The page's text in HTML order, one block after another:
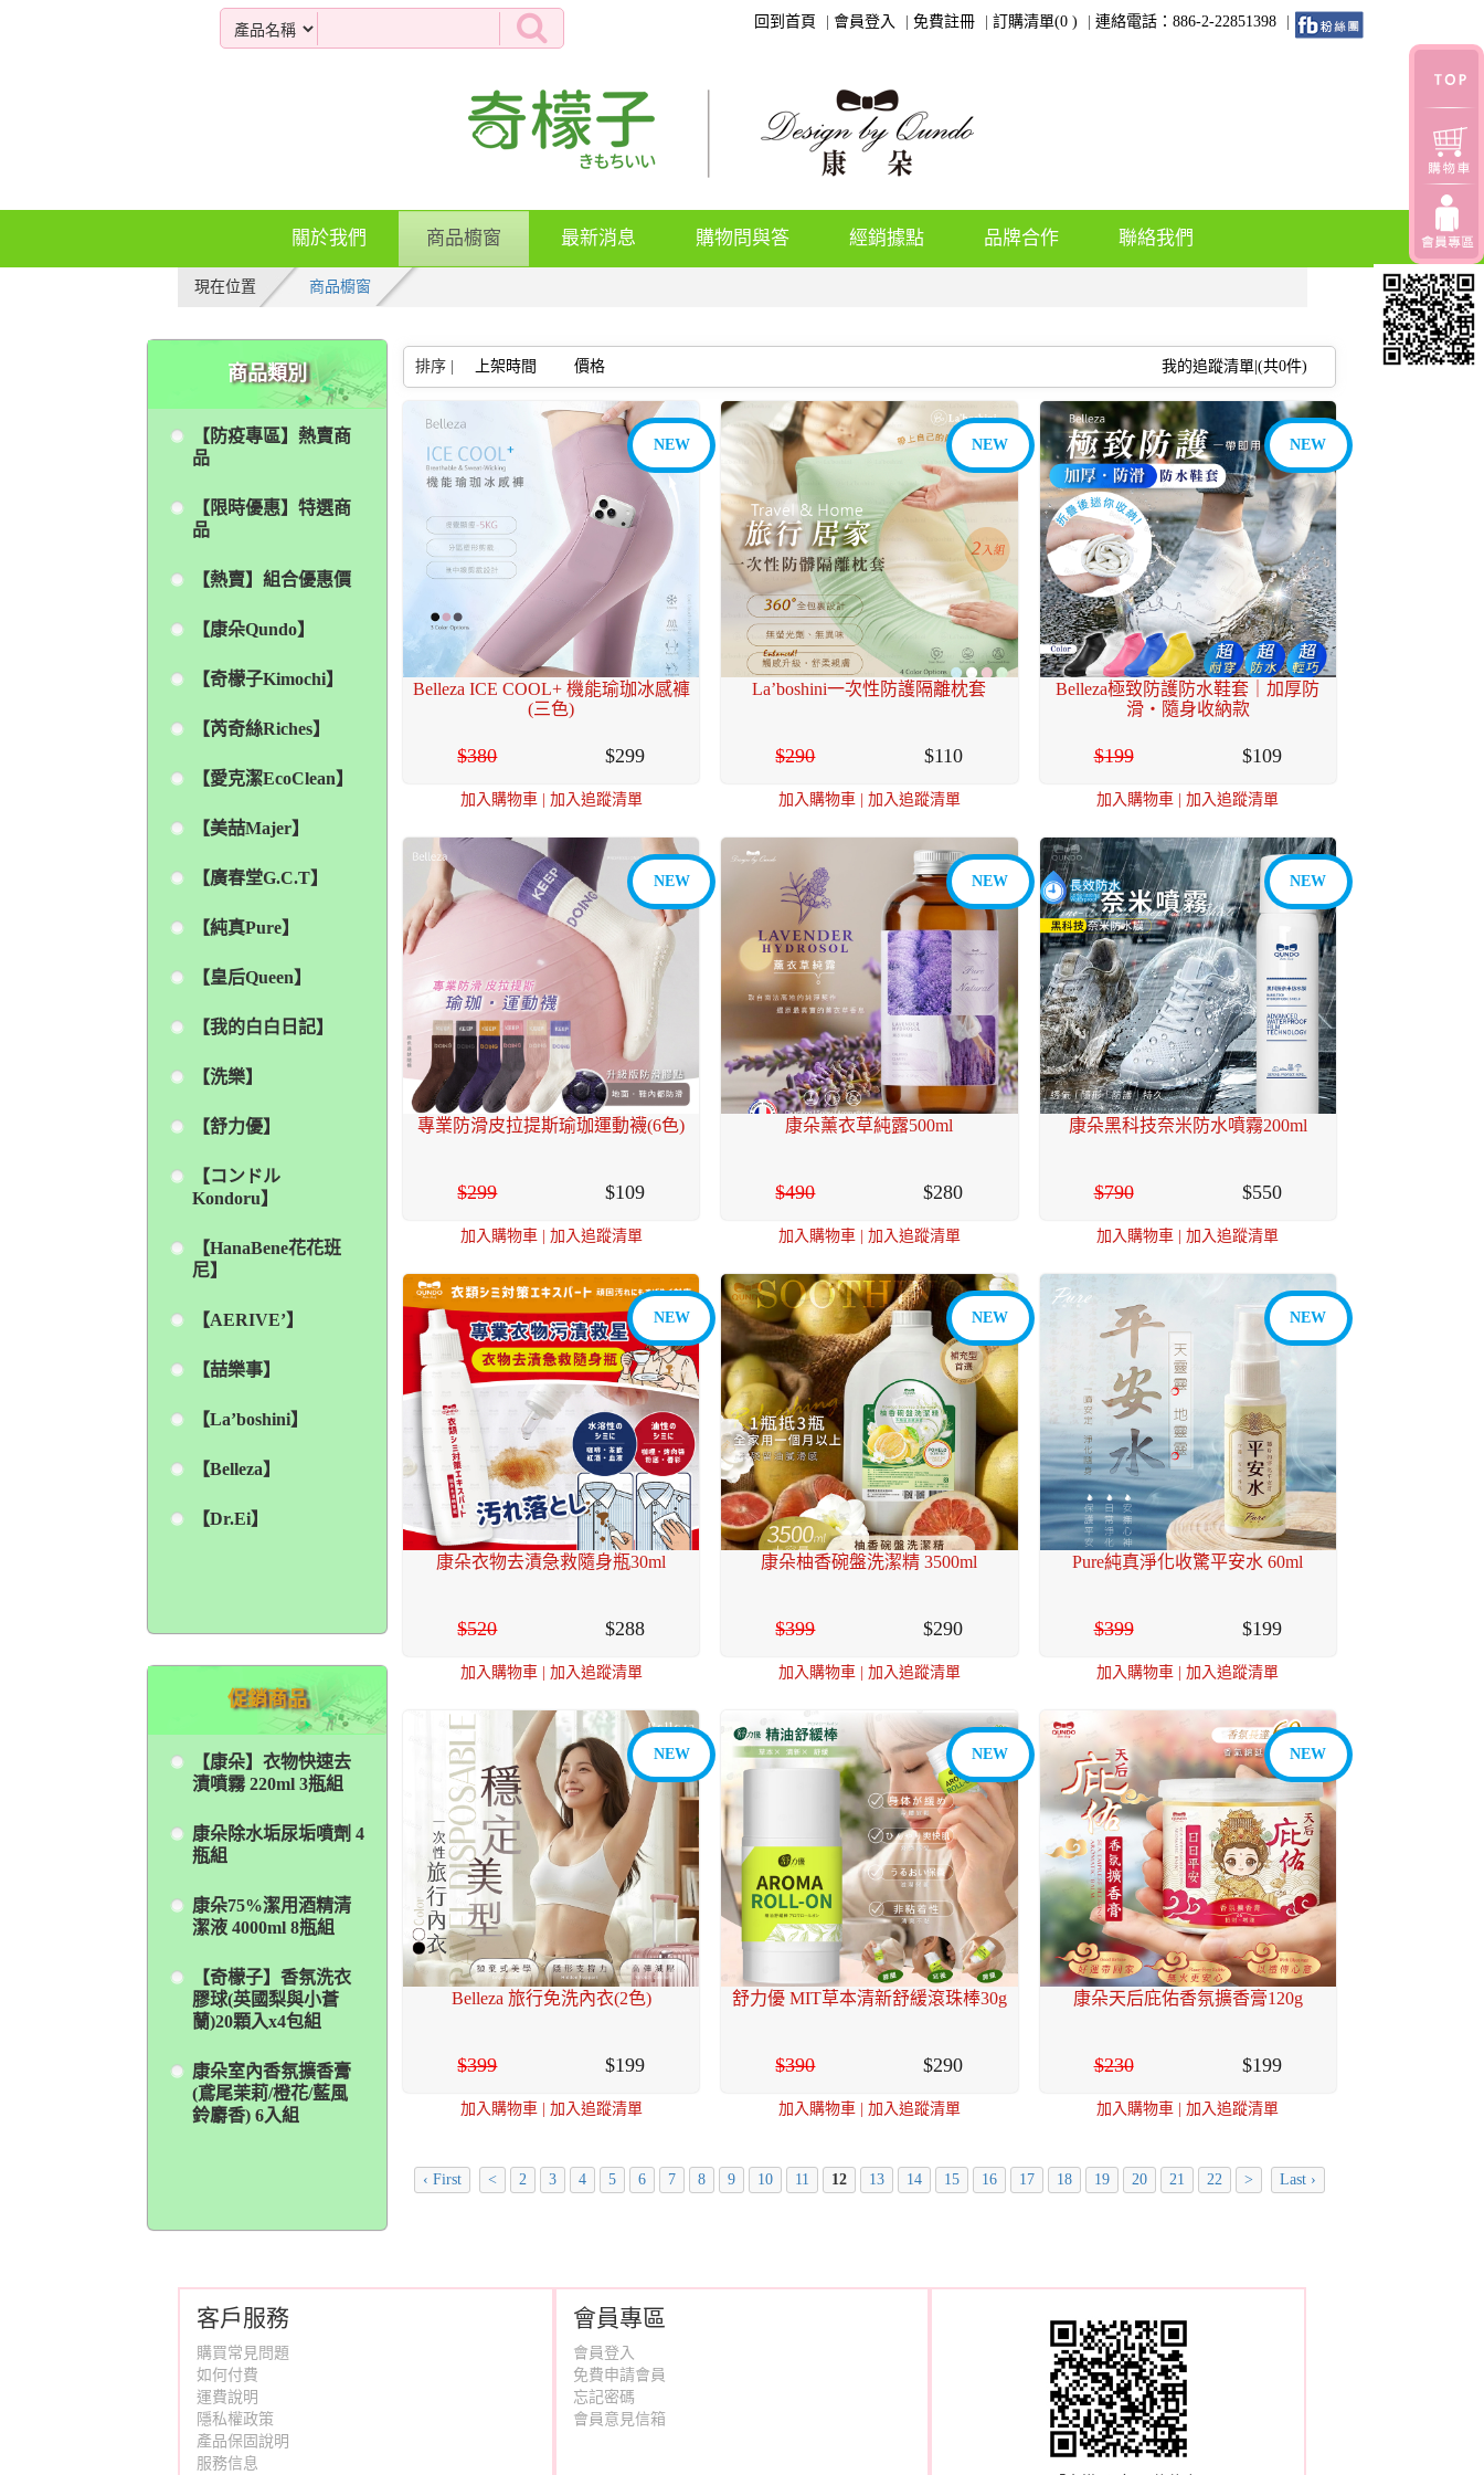
回到首頁 會員登入 免費註冊 訂購清單(0 ) 連絡電話：886-2-22851398
關於我們 商品櫥窗(current)最新消息 購物問與答 經銷據點 品牌合作 聯絡我們
現在位置 商品櫥窗
商品類別
【防疫專區】熱賣商
品
【限時優惠】特選商
品
【熱賣】組合優惠價
【康朵Qundo】
【奇檬子Kimochi】
【芮奇絲Riches】
【愛克潔EcoClean】
【美喆Majer】
【廣春堂G.C.T】
【純真Pure】
【皇后Queen】
【我的白白日記】
【洗樂】
【舒力優】
【コンドル
Kondoru】
【HanaBene花花班
尼】
【AERIVE’】
【喆樂事】
【La’boshini】
【Belleza】
【Dr.Ei】
促銷商品
【康朵】衣物快速去
漬噴霧 220ml 3瓶組
康朵除水垢尿垢噴劑 4
瓶組
康朵75%潔用酒精清
潔液 4000ml 8瓶組
【奇檬子】香氛洗衣
膠球(英國梨與小蒼
蘭)20顆入x4包組
康朵室內香氛擴香膏
(鳶尾茉莉/橙花/藍風
鈴麝香) 6入組
排序 | 上架時間 價格 我的追蹤清單|(共0件)
NEW
Belleza ICE COOL+ 機能瑜珈冰感褲
(三色)
380 299
加入購物車| 加入追蹤清單
NEW
La’boshini一次性防護隔離枕套
290 110
加入購物車| 加入追蹤清單
NEW
Belleza極致防護防水鞋套｜加厚防
滑・隨身收納款
199 109
加入購物車 |加入追蹤清單
NEW
專業防滑皮拉提斯瑜珈運動襪(6色)
299 109
加入購物車| 加入追蹤清單
NEW
康朵薰衣草純露500ml
490 280
加入購物車| 加入追蹤清單
NEW
康朵黑科技奈米防水噴霧200ml
790 550
加入購物車 |加入追蹤清單
NEW
康朵衣物去漬急救隨身瓶30ml
520 288
加入購物車| 加入追蹤清單
NEW
康朵柚香碗盤洗潔精 3500ml
399 290
加入購物車| 加入追蹤清單
NEW
Pure純真淨化收驚平安水 60ml
399 199
加入購物車 |加入追蹤清單
NEW
Belleza 旅行免洗內衣(2色)
399 199
加入購物車| 加入追蹤清單
NEW
舒力優 MIT草本清新舒緩滾珠棒30g
390 290
加入購物車| 加入追蹤清單
NEW
康朵天后庇佑香氛擴香膏120g
230 199
加入購物車 |加入追蹤清單
‹ First < 2 3 4 5 6 7 8 9 10 11 12 13 14 15 16 17 18 19 20 21 22 > Last ›
客戶服務
購買常見問題
如何付費
運費說明
隱私權政策
產品保固說明
服務信息
會員專區
會員登入
免費申請會員
忘記密碼
會員意見信箱